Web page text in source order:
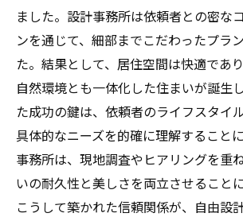
ました。設計事務所は依頼者との密な
ンを通じて、細部までこだわったプラ
た。結果として、居住空間は快適であ
自然環境とも一体化した住まいが誕生
た成功の鍵は、依頼者のライフスタイ
具体的なニーズを的確に理解すること
事務所は、現地調査やヒアリングを重
いの耐久性と美しさを両立させること
こうして築かれた信頼関係が、自由設